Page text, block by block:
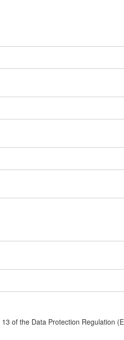
of the Data Protection Regulation